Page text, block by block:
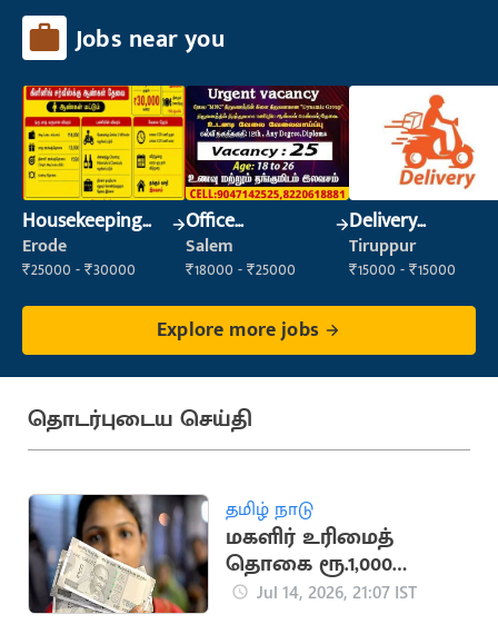
Jobs near you
Housekeeping
Staff
(Housekeeping)
Erode
₹25000 - ₹30000
Office
Maintenance
Staff
Salem
₹18000 - ₹25000
Delivery
Executive
Tiruppur
₹15000 - ₹15000
Explore more jobs
தொடர்புடைய செய்தி
தமிழ் நாடு
மகளிர் உரிமைத்
தொகை ரூ.1,000
வங்கிக் கணக்கில்
Jul 14, 2026, 21:07 IST